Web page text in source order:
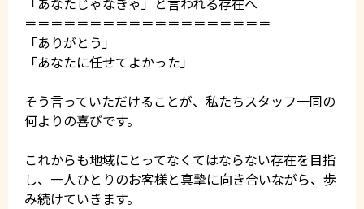
＝＝＝＝＝＝＝＝＝＝＝＝＝＝＝＝＝＝＝
「ありがとう」
「あなたに任せてよかった」
そう言っていただけることが、私たちスタッフ一同の
何よりの喜びです。
これからも地域にとってなくてはならない存在を目指
し、一人ひとりのお客様と真摯に向き合いながら、歩
み続けていきます。